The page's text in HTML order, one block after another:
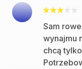
Sam
wynajmu
chcą